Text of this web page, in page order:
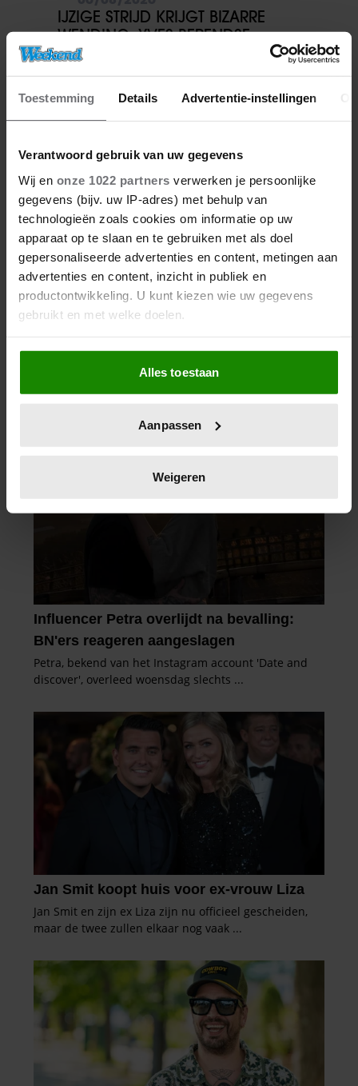
Toestemming Details Advertentie-instellingen
Verantwoord gebruik van uw gegevens
Wij en onze 1022 partners verwerken je persoonlijke
gegevens (bijv. uw IP-adres) met behulp van
technologieën zoals cookies om informatie op uw
apparaat op te slaan en te gebruiken met als doel
gepersonaliseerde advertenties en content, metingen aan
advertenties en content, inzicht in publiek en
productontwikkeling. U kunt kiezen wie uw gegevens
gebruikt en met welke doelen.
Als u het toestaat, willen we ook graag:
Informatie verzamelen over uw geografische
locatie, die tot een paar meter nauwkeurig kan zijn
scannen op specifieke eigenschappen (fingerprinting)
verwerkt en stel uw voorkeuren in het
intrekken in de Cookieverklaring.
We gebruiken cookies om content en advertenties te
personaliseren, om functies voor social media te bieden
informatie over uw gebruik van onze site met onze
partners voor social media, adverteren en analyse. Deze
partners kunnen deze gegevens combineren met andere
informatie die u aan ze heeft verstrekt of die ze hebben
verzameld op basis van uw gebruik van hun services. U
Alles toestaan
Aanpassen
Weigeren
IJZIGE STRIJD KRIJGT BIZARRE
WENDING: YVES BERENDSE
BELANDT TÓCH MET VALENTIJN
DRIESSEN IN HET VLIEGTUIG
06/08/2026
NUMIDIA DROOMT GROOTS:
‘LIEFST EEN LEGER AAN
KINDEREN’